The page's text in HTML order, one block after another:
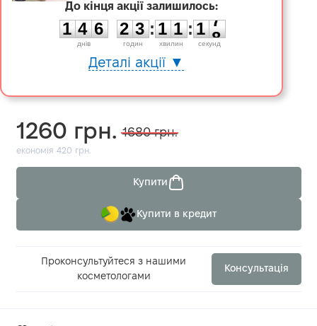
До кінця акції залишилось:
1
1
4
4
6
6
днiв
2
2
3
3
годин
:
1
1
1
1
хвилин
:
1
1 6
7
секунд
Деталі акції ▼
1260 грн. 1680 грн.
економія 420 грн.
Купити
Купити в кредит
Проконсультуйтеся з нашими
косметологами
Консультація